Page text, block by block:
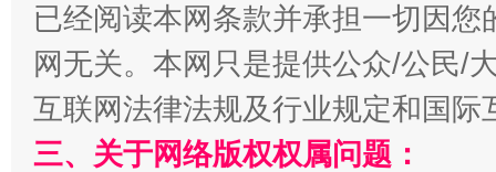
揭批美国五大"原罪" "炒
已经阅读本网条款并承担一切因
网无关。本网只是提供公众/公民/
互联网法律法规及行业规定和国
三、关于网络版权权属问题：